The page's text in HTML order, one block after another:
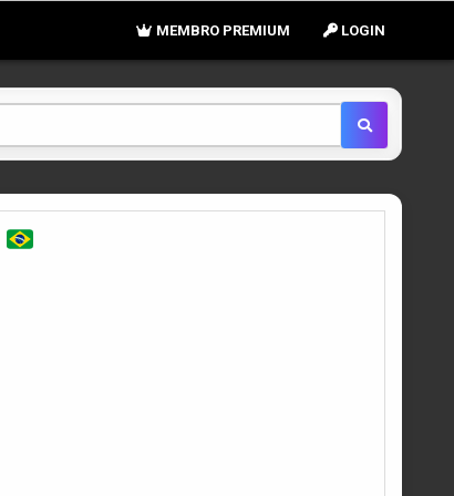
LOGIN
MEMBRO PREMIUM